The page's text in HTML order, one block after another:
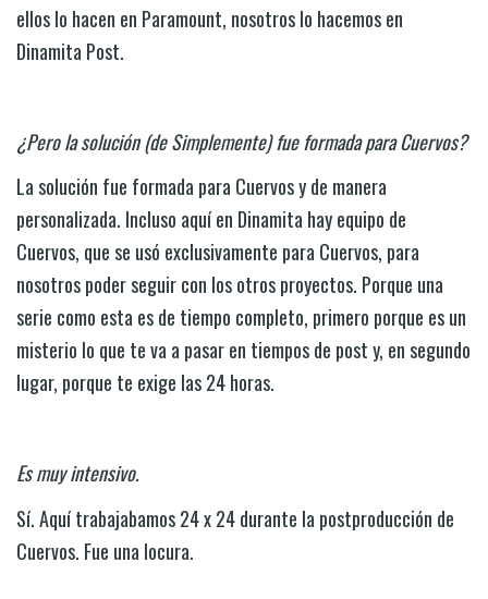
ellos lo hacen en Paramount, nosotros lo hacemos en
Dinamita Post.
¿Pero la solución (de Simplemente) fue formada para Cuervos?
La solución fue formada para Cuervos y de manera
personalizada. Incluso aquí en Dinamita hay equipo de
Cuervos, que se usó exclusivamente para Cuervos, para
nosotros poder seguir con los otros proyectos. Porque una
serie como esta es de tiempo completo, primero porque es un
misterio lo que te va a pasar en tiempos de post y, en segundo
lugar, porque te exige las 24 horas.
Es muy intensivo.
Sí. Aquí trabajabamos 24 x 24 durante la postproducción de
Cuervos. Fue una locura.